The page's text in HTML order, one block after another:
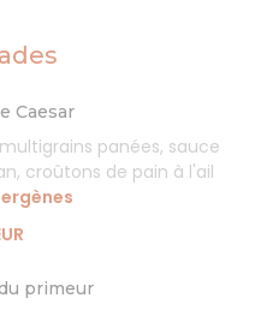
Caesar
panées, sauce
croûtons de pain à l'ail
primeur